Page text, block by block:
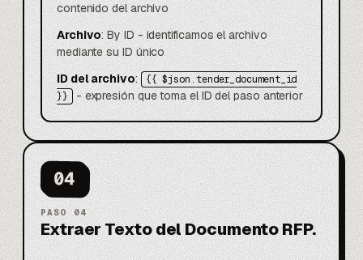
contenido del archivo
Archivo: By ID - identificamos el archivo
mediante su ID único
ID del archivo:
{{ $json.tender_document_id
}}
- expresión que toma el ID del paso anterior
04
PASO 04
Extraer Texto del Documento RFP.